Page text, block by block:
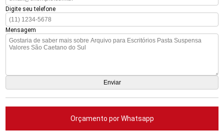
Digite seu telefone
Mensagem
Orçamento por Whatsapp